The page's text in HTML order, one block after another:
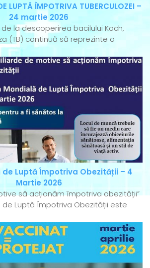
LUPTĂ ÎMPOTRIVA TUBERCULOZEI –
24 martie 2026
de la descoperirea bacilului Koch,
(TB) continuă să reprezinte o
de Luptă Împotriva Obezității – 4
Martie 2026
să acționăm împotriva obezității”
de Luptă Împotriva Obezității este